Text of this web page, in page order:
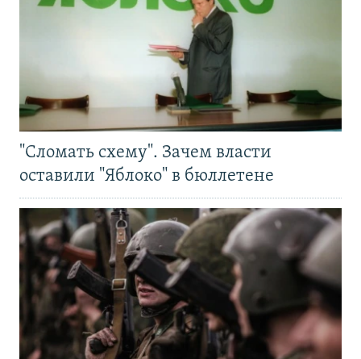
"Сломать схему". Зачем власти
оставили "Яблоко" в бюллетене